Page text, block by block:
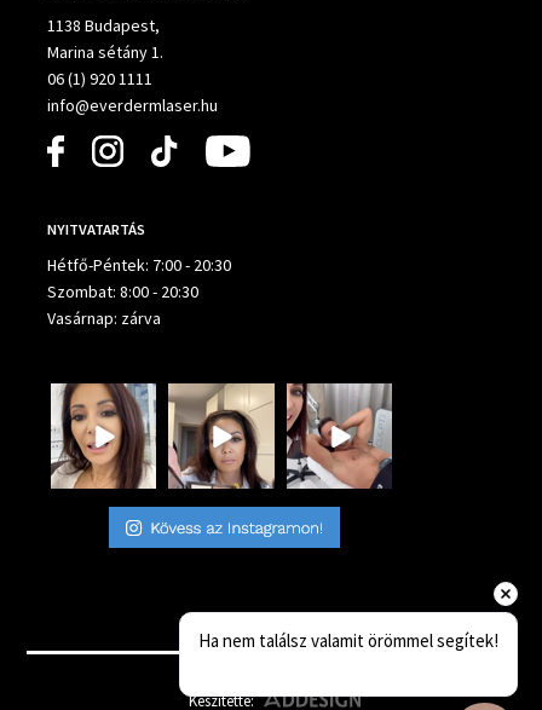
1138 Budapest,
Marina sétány 1.
06 (1) 920 1111
info@everdermlaser.hu
NYITVATARTÁS
Hétfő-Péntek: 7:00 - 20:30
Szombat: 8:00 - 20:30
Vasárnap: zárva
Készítette:
Ha nem találsz valamit örömmel segítek!